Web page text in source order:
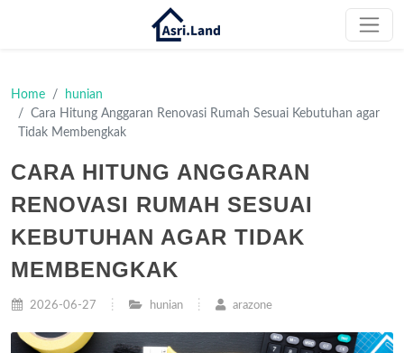
Home
hunian
Cara Hitung Anggaran Renovasi Rumah Sesuai Kebutuhan agar
Tidak Membengkak
CARA HITUNG ANGGARAN
RENOVASI RUMAH SESUAI
KEBUTUHAN AGAR TIDAK
MEMBENGKAK
2026-06-27 hunian arazone